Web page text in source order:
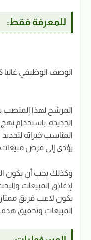
للمعرفة فقط:
الوصف الوظيفي غالبا
المرشح لهذا
الجديدة. باستخدام
المناسب خبراته
يؤدي إلى فرص مبيعات
وكذلك يجب أن يكون
لإغلاق المبيعات
يكون لاعب فريق
المبيعات وتحقيق